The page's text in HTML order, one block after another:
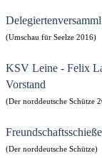
(Umschau für Seelze 2016)
KSV Leine - Felix
Vorstand
(Der norddeutsche Schütze
(Der norddeutsche Schütze)